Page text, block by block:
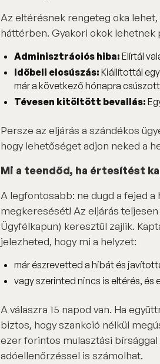
Az eltérésnek rengeteg oka
háttérben. Gyakori okok lehetnek
Adminisztrációs hiba: Elírtál
Időbeli elcsúszás: Kiállítottál
már a következő hónapra
Tévesen kitöltött bevallás:
Persze az eljárás a szándékos
hogy lehetőséget adjon neked a
Mi a teendőd, ha értesítést
A legfontosabb: ne dugd a fejed a
megkeresését! Az eljárás
Ügyfélkapun) keresztül zajlik.
jelezheted, hogy mi a helyzet:
már észrevetted a hibát és
vagy szerinted nincs is eltérés, és
A válaszra 15 napod van. Ha
biztos, hogy szankció nélkül
ezer forintos mulasztási
adóellenőrzéssel is számolhat.